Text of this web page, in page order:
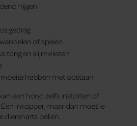
hijgen
gedrag
of spelen
tong en slijmvliezen
hebben met opstaan
een hond zelfs instorten of
inkopper, maar dan moet je
dierenarts bellen.